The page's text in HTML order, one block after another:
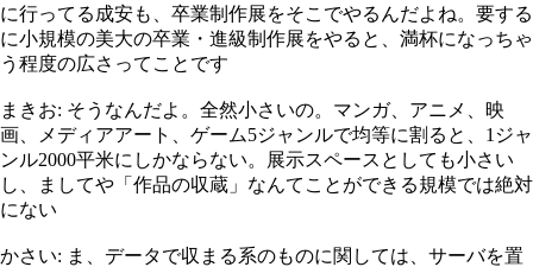
に行ってる成安も、卒業制作展をそこでやるんだよね。要する
に小規模の美大の卒業・進級制作展をやると、満杯になっちゃ
う程度の広さってことです
まきお: そうなんだよ。全然小さいの。マンガ、アニメ、映
画、メディアアート、ゲーム5ジャンルで均等に割ると、1ジャ
ンル2000平米にしかならない。展示スペースとしても小さい
し、ましてや「作品の収蔵」なんてことができる規模では絶対
にない
かさい: ま、データで収まる系のものに関しては、サーバを置